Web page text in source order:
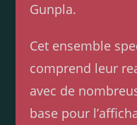
Gunpla.
Cet ensemble
comprend leur
avec de
base pour